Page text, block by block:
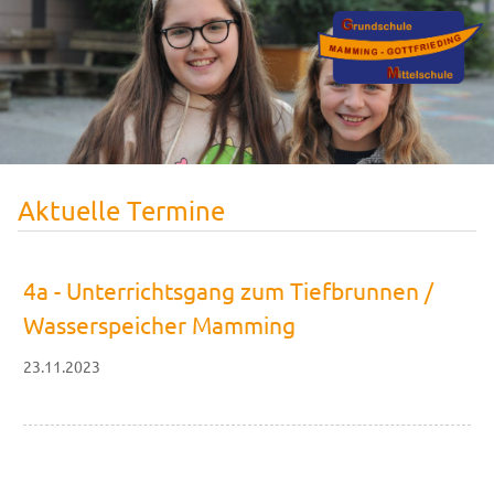
Aktuelle Termine
4a - Unterrichtsgang zum Tiefbrunnen /
Wasserspeicher Mamming
23.11.2023